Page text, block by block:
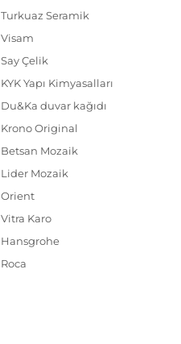
Turkuaz Seramik
Visam
Say Çelik
KYK Yapı Kimyasalları
Du&Ka duvar kağıdı
Krono Original
Betsan Mozaik
Lider Mozaik
Orient
Vitra Karo
Hansgrohe
Roca